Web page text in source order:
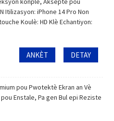
Itilizasyon: iPhone 14 Pro Non
Koulè: HD Klè Echantiyon:
ANKÈT DETAY